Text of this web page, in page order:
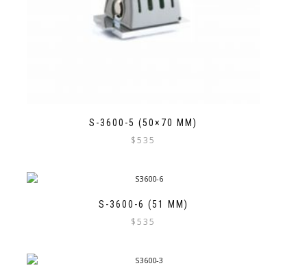
S-3600-5 (50×70 MM)
$535
S-3600-6 (51 MM)
$535